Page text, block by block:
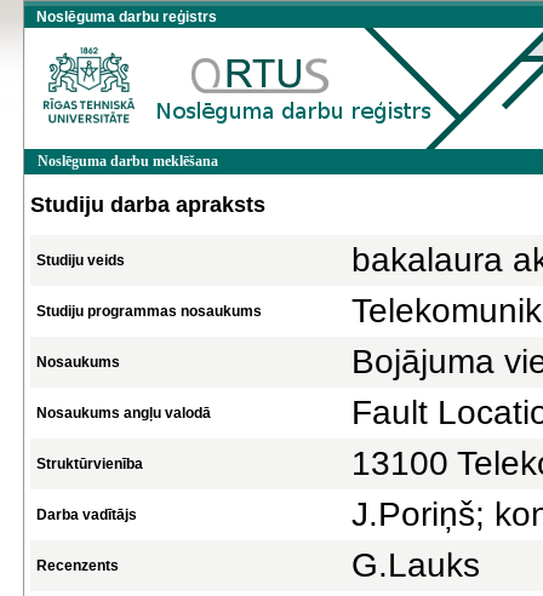
Noslēguma darbu reģistrs
Noslēguma darbu meklēšana
Studiju darba apraksts
Studiju veids bakalaura
Studiju programmas nosaukums
Nosaukums Bojājuma
Nosaukums angļu valodā Fault
Struktūrvienība 13100
Darba vadītājs J.Poriņš;
Recenzents G.Lauks